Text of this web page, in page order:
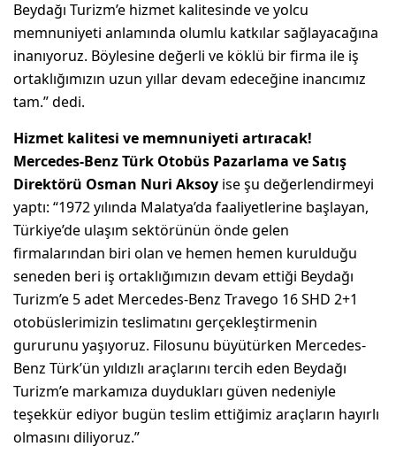
Beydağı Turizm’e hizmet kalitesinde ve yolcu
memnuniyeti anlamında olumlu katkılar sağlayacağına
inanıyoruz. Böylesine değerli ve köklü bir firma ile iş
ortaklığımızın uzun yıllar devam edeceğine inancımız
tam.” dedi.
Hizmet kalitesi ve memnuniyeti artıracak!
Mercedes-Benz Türk Otobüs Pazarlama ve Satış
Direktörü Osman Nuri Aksoy ise şu değerlendirmeyi
yaptı: “1972 yılında Malatya’da faaliyetlerine başlayan,
Türkiye’de ulaşım sektörünün önde gelen
firmalarından biri olan ve hemen hemen kurulduğu
seneden beri iş ortaklığımızın devam ettiği Beydağı
Turizm’e 5 adet Mercedes-Benz Travego 16 SHD 2+1
otobüslerimizin teslimatını gerçekleştirmenin
gururunu yaşıyoruz. Filosunu büyütürken Mercedes-
Benz Türk’ün yıldızlı araçlarını tercih eden Beydağı
Turizm’e markamıza duydukları güven nedeniyle
teşekkür ediyor bugün teslim ettiğimiz araçların hayırlı
olmasını diliyoruz.”